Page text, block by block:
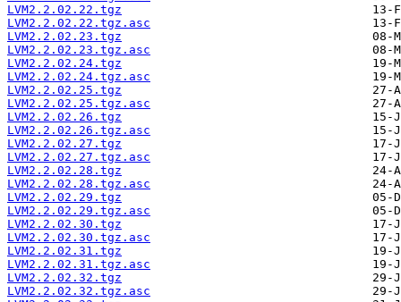
LVM2.2.02.22.tgz
LVM2.2.02.22.tgz.asc
LVM2.2.02.23.tgz
LVM2.2.02.23.tgz.asc
LVM2.2.02.24.tgz
LVM2.2.02.24.tgz.asc
LVM2.2.02.25.tgz
LVM2.2.02.25.tgz.asc
LVM2.2.02.26.tgz
LVM2.2.02.26.tgz.asc
LVM2.2.02.27.tgz
LVM2.2.02.27.tgz.asc
LVM2.2.02.28.tgz
LVM2.2.02.28.tgz.asc
LVM2.2.02.29.tgz
LVM2.2.02.29.tgz.asc
LVM2.2.02.30.tgz
LVM2.2.02.30.tgz.asc
LVM2.2.02.31.tgz
LVM2.2.02.31.tgz.asc
LVM2.2.02.32.tgz
LVM2.2.02.32.tgz.asc